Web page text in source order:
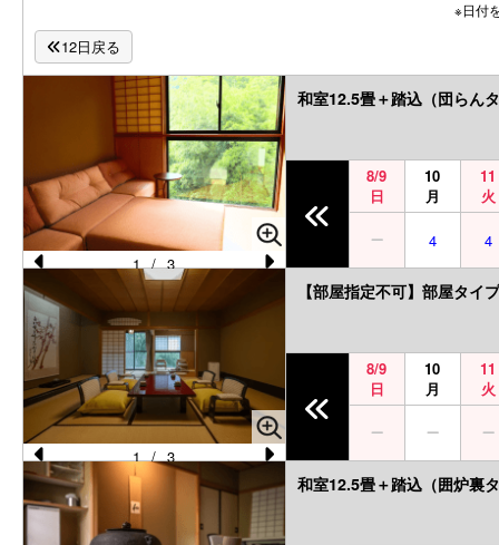
※日付
12日戻る
Pr
e
vi
o
u
s
1 / 3
和室12.5畳＋踏込（団らん
8/9
日
10
月
11
火
4 4
Pr
e
N
e
1 / 3
【部屋指定不可】部屋タイ
8/9
日
10
月
11
火
和室12.5畳＋踏込（囲炉裏